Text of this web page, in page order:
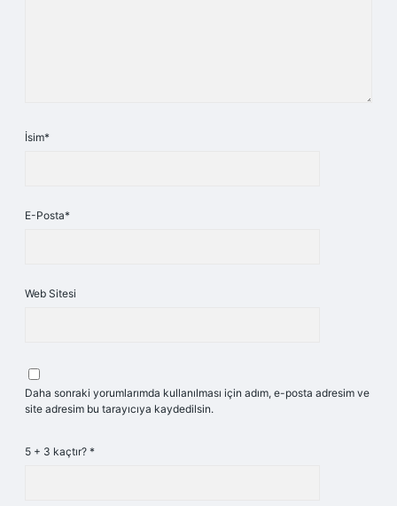
İsim*
E-Posta*
Web Sitesi
Daha sonraki yorumlarımda kullanılması için adım, e-posta adresim ve
site adresim bu tarayıcıya kaydedilsin.
5 + 3 kaçtır? *